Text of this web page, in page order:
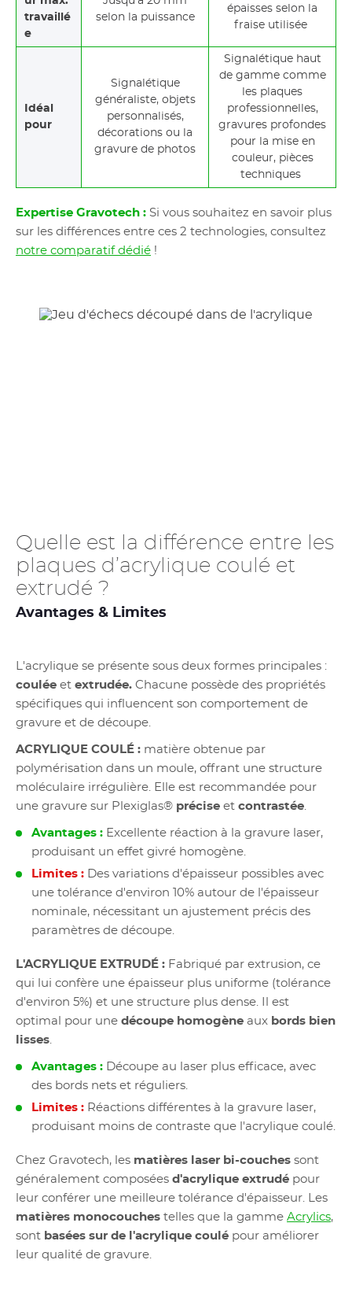
travaillé
e
selon la puissance
épaisses selon la
fraise utilisée
Idéal
pour
Signalétique
généraliste, objets
personnalisés,
décorations ou la
gravure de photos
Signalétique haut
de gamme comme
les plaques
professionnelles,
gravures profondes
pour la mise en
couleur, pièces
techniques
Expertise Gravotech : Si vous souhaitez en savoir plus
sur les différences entre ces 2 technologies, consultez
notre comparatif dédié !
Quelle est la différence entre les
plaques d’acrylique coulé et
extrudé ?
Avantages & Limites
L'acrylique se présente sous deux formes principales :
coulée et extrudée. Chacune possède des propriétés
spécifiques qui influencent son comportement de
gravure et de découpe.
ACRYLIQUE COULÉ : matière obtenue par
polymérisation dans un moule, offrant une structure
moléculaire irrégulière. Elle est recommandée pour
une gravure sur Plexiglas® précise et contrastée.
Avantages : Excellente réaction à la gravure laser,
produisant un effet givré homogène.
Limites : Des variations d'épaisseur possibles avec
une tolérance d'environ 10% autour de l'épaisseur
nominale, nécessitant un ajustement précis des
paramètres de découpe.
L'ACRYLIQUE EXTRUDÉ : Fabriqué par extrusion, ce
qui lui confère une épaisseur plus uniforme (tolérance
d'environ 5%) et une structure plus dense. Il est
optimal pour une découpe homogène aux bords bien
lisses.
Avantages : Découpe au laser plus efficace, avec
des bords nets et réguliers.
Limites : Réactions différentes à la gravure laser,
produisant moins de contraste que l'acrylique coulé.
Chez Gravotech, les matières laser bi-couches sont
généralement composées d'acrylique extrudé pour
leur conférer une meilleure tolérance d'épaisseur. Les
matières monocouches telles que la gamme Acrylics,
sont basées sur de l'acrylique coulé pour améliorer
leur qualité de gravure.